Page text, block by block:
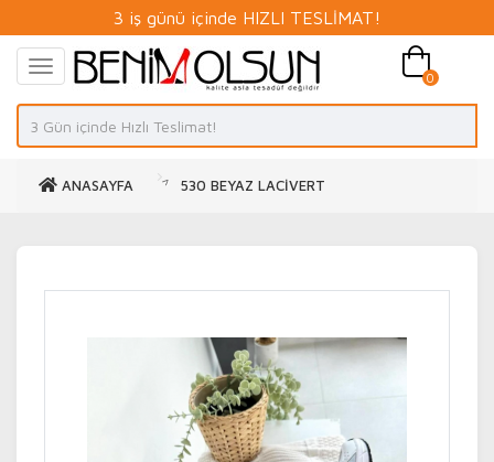
3 iş günü içinde HIZLI TESLİMAT!
0
ANASAYFA 530 BEYAZ LACİVERT